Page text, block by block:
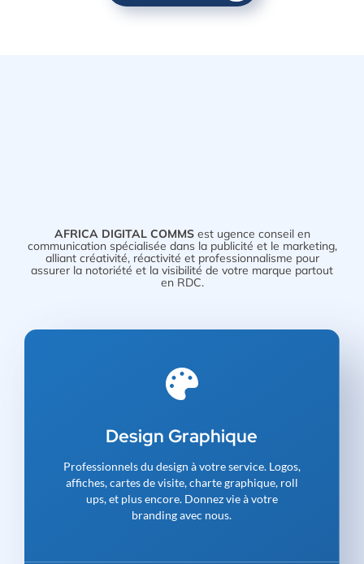
AFRICA DIGITAL COMMSest ugence conseil en
communication spécialisée dans la publicité et le marketing,
alliant créativité, réactivité et professionnalisme pour
assurer la notoriété et la visibilité de votre marque partout
en RDC.
Design Graphique
Professionnels du design à votre service. Logos,
affiches, cartes de visite, charte graphique, roll
ups, et plus encore. Donnez vie à votre
branding avec nous.